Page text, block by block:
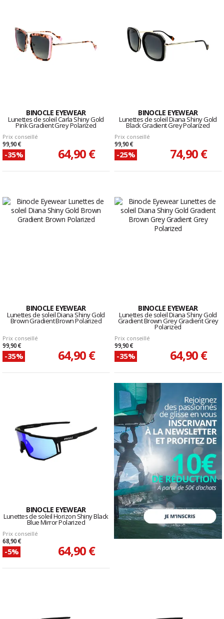
BINOCLE EYEWEAR
Lunettes de soleil Carla Shiny Gold
Pink Gradient Grey Polarized
Prix conseillé
99,90 €
-35% 64,90 €
BINOCLE EYEWEAR
Lunettes de soleil Diana Shiny Gold
Black Gradient Grey Polarized
Prix conseillé
99,90 €
-25% 74,90 €
BINOCLE EYEWEAR
Lunettes de soleil Diana Shiny Gold
Brown Gradient Brown Polarized
Prix conseillé
99,90 €
-35% 64,90 €
BINOCLE EYEWEAR
Lunettes de soleil Diana Shiny Gold
Gradient Brown Grey Gradient Grey
Polarized
Prix conseillé
99,90 €
-35% 64,90 €
BINOCLE EYEWEAR
Lunettes de soleil Horizon Shiny Black
Blue Mirror Polarized
Prix conseillé
68,90 €
-5% 64,90 €